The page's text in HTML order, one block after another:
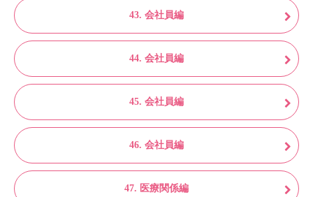
43. 会社員編
44. 会社員編
45. 会社員編
46. 会社員編
47. 医療関係編